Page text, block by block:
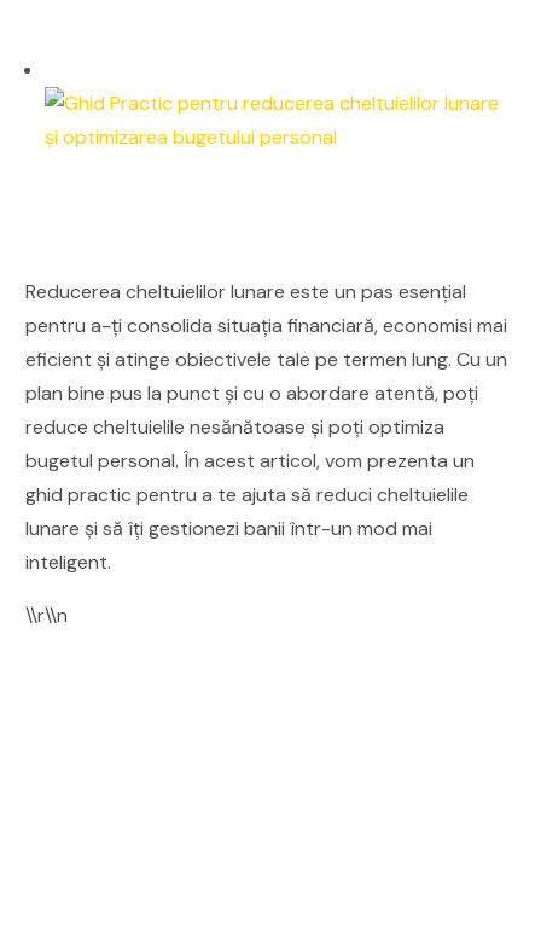
Reducerea cheltuielilor lunare este un pas esențial
pentru a-ți consolida situația financiară, economisi mai
eficient și atinge obiectivele tale pe termen lung. Cu un
plan bine pus la punct și cu o abordare atentă, poți
reduce cheltuielile nesănătoase și poți optimiza
bugetul personal. În acest articol, vom prezenta un
ghid practic pentru a te ajuta să reduci cheltuielile
lunare și să îți gestionezi banii într-un mod mai
inteligent.
\\r\\n